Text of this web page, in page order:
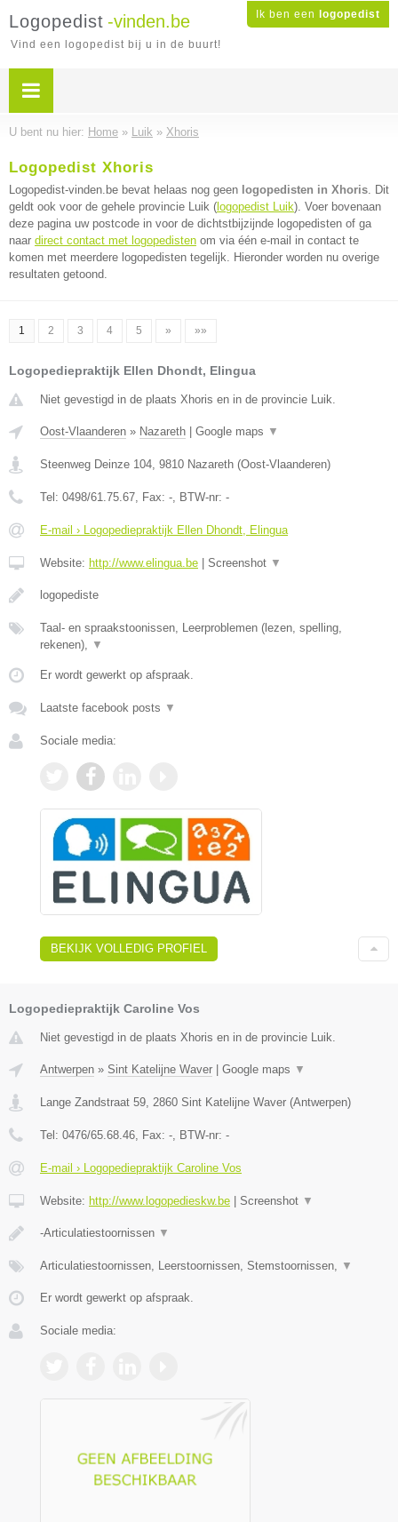
Ik ben een logopedist
Logopedist -vinden.be
Vind een logopedist bij u in de buurt!
U bent nu hier: Home » Luik » Xhoris
Logopedist Xhoris
Logopedist-vinden.be bevat helaas nog geen logopedisten in Xhoris. Dit
geldt ook voor de gehele provincie Luik ( logopedist Luik). Voer bovenaan
deze pagina uw postcode in voor de dichtstbijzijnde logopedisten of ga
naar direct contact met logopedisten om via één e-mail in contact te
komen met meerdere logopedisten tegelijk. Hieronder worden nu overige
resultaten getoond.
1 2 3 4 5 » »»
Logopediepraktijk Ellen Dhondt, Elingua
Niet gevestigd in de plaats Xhoris en in de provincie Luik.
Oost-Vlaanderen » Nazareth Google maps ▼
Steenweg Deinze 104, 9810 Nazareth (Oost-Vlaanderen)
Tel: 0498/61.75.67, Fax: -, BTW-nr: -
E-mail › Logopediepraktijk Ellen Dhondt, Elingua
Website: http://www.elingua.be Screenshot ▼
logopediste
Taal- en spraakstoonissen, Leerproblemen (lezen, spelling,
rekenen), ▼
Er wordt gewerkt op afspraak.
Laatste facebook posts ▼
Sociale media:
BEKIJK VOLLEDIG PROFIEL
Logopediepraktijk Caroline Vos
Niet gevestigd in de plaats Xhoris en in de provincie Luik.
Antwerpen » Sint Katelijne Waver Google maps ▼
Lange Zandstraat 59, 2860 Sint Katelijne Waver (Antwerpen)
Tel: 0476/65.68.46, Fax: -, BTW-nr: -
E-mail › Logopediepraktijk Caroline Vos
Website: http://www.logopedieskw.be Screenshot ▼
-Articulatiestoornissen ▼
Articulatiestoornissen, Leerstoornissen, Stemstoornissen, ▼
Er wordt gewerkt op afspraak.
Sociale media: